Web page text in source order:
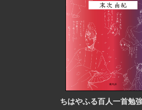
ちはやふる百人一首勉